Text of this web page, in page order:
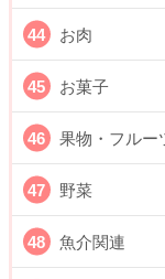
お肉
お菓子
果物・フルー
野菜
魚介関連